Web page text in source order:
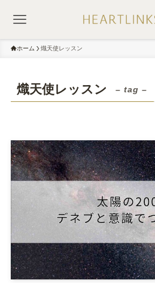
ホーム 熾天使レッスン
熾天使レッスン – tag –